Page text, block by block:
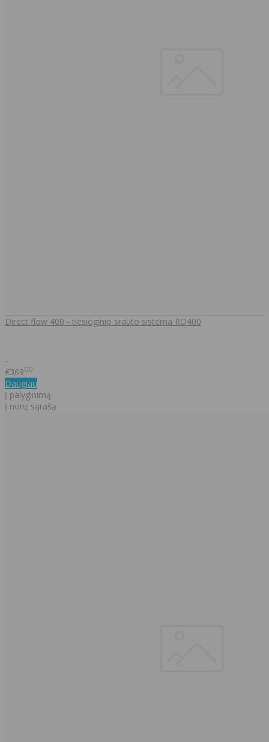
Direct flow 400 - tiesioginio srauto sistema RO400
..
€36900
Daugiau
Į palyginimą
Į norų sąrašą